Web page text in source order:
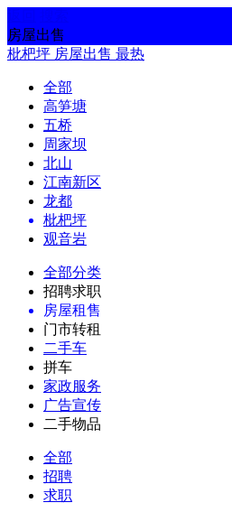
房屋出售
枇杷坪 房屋出售 最热
全部
高笋塘
五桥
周家坝
北山
江南新区
龙都
枇杷坪
观音岩
全部分类
招聘求职
房屋租售
门市转租
二手车
拼车
家政服务
广告宣传
二手物品
全部
招聘
求职